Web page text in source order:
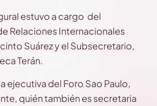
estuvo a cargo del
Relaciones Internacionales
Suárez y el Subsecretario,
Terán.
ejecutiva del Foro Sao Paulo,
quién también es secretaria